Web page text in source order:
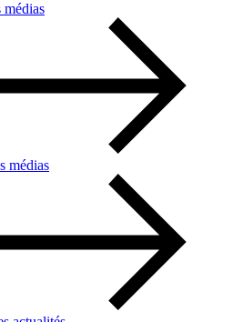
médias
médias